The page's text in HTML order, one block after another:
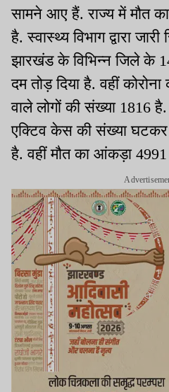
सामने आए हैं. राज्य में मौत
है. स्वास्थ्य विभाग द्वारा जारी
झारखंड के विभिन्न जिले के
दम तोड़ दिया है. वहीं
वाले लोगों की संख्या 1816
एक्टिव केस की संख्या घटकर
है. वहीं मौत का आंकड़ा